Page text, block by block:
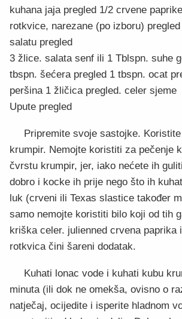
kuhana jaja pregled 1/2 crvene
rotkvice, narezane (po izboru)
salatu pregled
3 žlice. salata senf ili 1 Tblspn. suhe
tbspn. šećera pregled 1 tbspn. ocat
peršina 1 žličica pregled. celer sjeme
Upute pregled
Pripremite svoje sastojke.
krumpir. Nemojte koristiti za pečenje
čvrstu krumpir, jer, iako nećete ih
dobro i kocke ih prije nego što ih
luk (crveni ili Texas slastice također
samo nemojte koristiti bilo koji od tih
kriška celer. julienned crvena paprika
rotkvica čini šareni dodatak.
Kuhati lonac vode i kuhati kubu
minuta (ili dok ne omekša, ovisno o
natječaj, ocijedite i isperite hladnom